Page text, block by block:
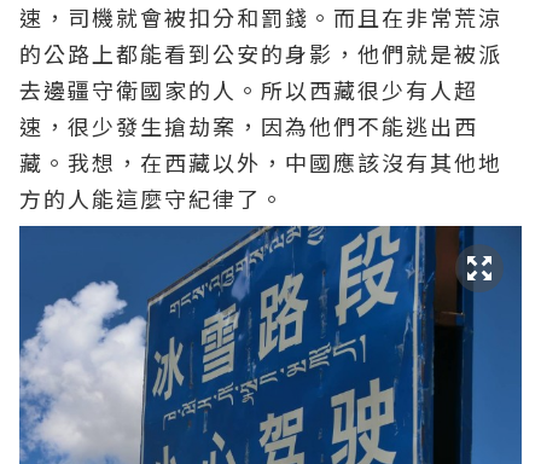
速，司機就會被扣分和罰錢。而且在非常荒涼
的公路上都能看到公安的身影，他們就是被派
去邊疆守衛國家的人。所以西藏很少有人超
速，很少發生搶劫案，因為他們不能逃出西
藏。我想，在西藏以外，中國應該沒有其他地
方的人能這麼守紀律了。